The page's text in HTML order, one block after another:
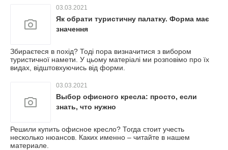
03.03.2021
Як обрати туристичну палатку. Форма має
значення
Збираєтеся в похід? Тоді пора визначитися з вибором
туристичної намети. У цьому матеріалі ми розповімо про їх
видах, відштовхуючись від форми.
03.03.2021
Выбор офисного кресла: просто, если
знать, что нужно
Решили купить офисное кресло? Тогда стоит учесть
несколько нюансов. Каких именно – читайте в нашем
материале.